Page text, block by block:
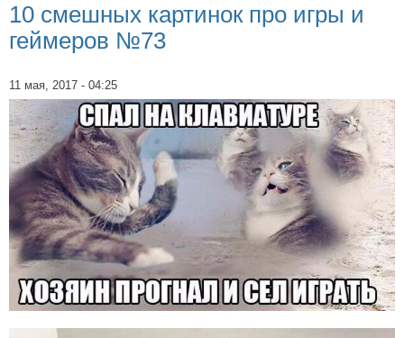
10 смешных картинок про игры и
геймеров №73
11 мая, 2017 - 04:25